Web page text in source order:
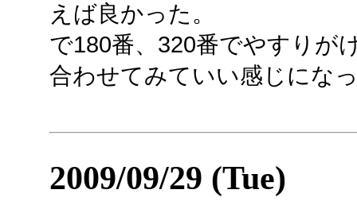
えば良かった。
で180番、320番でやすりが
合わせてみていい感じにな
2009/09/29 (Tue)